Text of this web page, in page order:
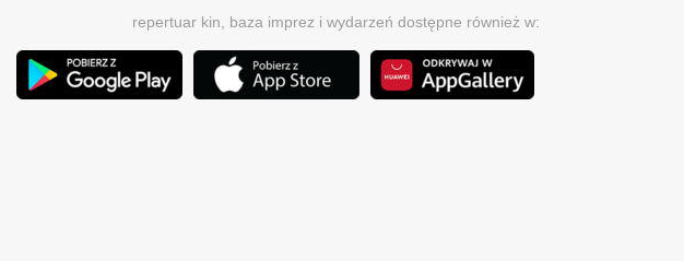
repertuar kin, baza imprez i wydarzeń dostępne również w: